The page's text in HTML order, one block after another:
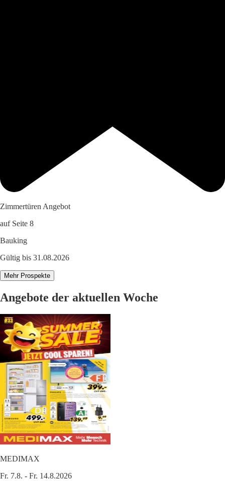
Zimmertüren Angebot
auf Seite 8
Bauking
Gültig bis 31.08.2026
Mehr Prospekte
Angebote der aktuellen Woche
MEDIMAX
Fr. 7.8. - Fr. 14.8.2026